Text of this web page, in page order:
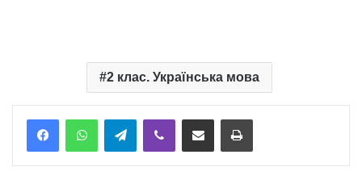
2 клас. Українська мова
TelegramViber Надіслати електронною поштоюНадрукувати